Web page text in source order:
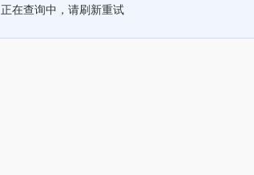
正在查询中，请刷新重试